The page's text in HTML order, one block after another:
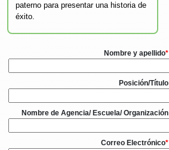
paterno para presentar una historia de
éxito.
Nombre y apellido*
Posición/Título
Nombre de Agencia/ Escuela/ Organización
Correo Electrónico*